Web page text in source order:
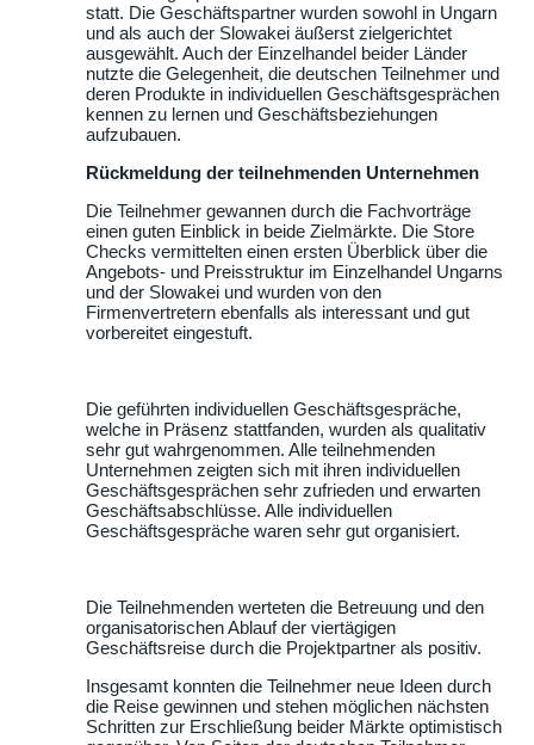
statt. Die Geschäftspartner wurden sowohl in Ungarn
und als auch der Slowakei äußerst zielgerichtet
ausgewählt. Auch der Einzelhandel beider Länder
nutzte die Gelegenheit, die deutschen Teilnehmer und
deren Produkte in individuellen Geschäftsgesprächen
kennen zu lernen und Geschäftsbeziehungen
aufzubauen.
Rückmeldung der teilnehmenden Unternehmen
Die Teilnehmer gewannen durch die Fachvorträge
einen guten Einblick in beide Zielmärkte. Die Store
Checks vermittelten einen ersten Überblick über die
Angebots- und Preisstruktur im Einzelhandel Ungarns
und der Slowakei und wurden von den
Firmenvertretern ebenfalls als interessant und gut
vorbereitet eingestuft.
Die geführten individuellen Geschäftsgespräche,
welche in Präsenz stattfanden, wurden als qualitativ
sehr gut wahrgenommen. Alle teilnehmenden
Unternehmen zeigten sich mit ihren individuellen
Geschäftsgesprächen sehr zufrieden und erwarten
Geschäftsabschlüsse. Alle individuellen
Geschäftsgespräche waren sehr gut organisiert.
Die Teilnehmenden werteten die Betreuung und den
organisatorischen Ablauf der viertägigen
Geschäftsreise durch die Projektpartner als positiv.
Insgesamt konnten die Teilnehmer neue Ideen durch
die Reise gewinnen und stehen möglichen nächsten
Schritten zur Erschließung beider Märkte optimistisch